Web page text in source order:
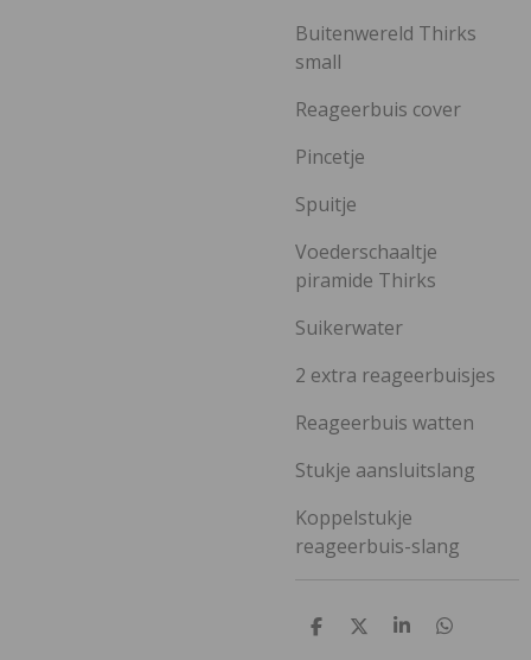
Buitenwereld Thirks
small
Reageerbuis cover
Pincetje
Spuitje
Voederschaaltje
piramide Thirks
Suikerwater
2 extra reageerbuisjes
Reageerbuis watten
Stukje aansluitslang
Koppelstukje
reageerbuis-slang
D
D
S
D